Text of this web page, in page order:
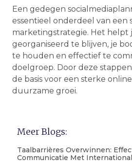
Een gedegen
essentieel onderdeel van een
marketingstrategie. Het helpt
georganiseerd te blijven, je
te houden en effectief te
doelgroep. Door deze
de basis voor een sterke
duurzame groei.
Meer Blogs:
Taalbarrières Overwinnen:
Communicatie Met